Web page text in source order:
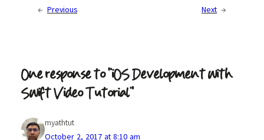
← Previous Next →
One response to “iOS Development with
Swift Video Tutorial”
myathtut
October 2, 2017 at 8:10 am